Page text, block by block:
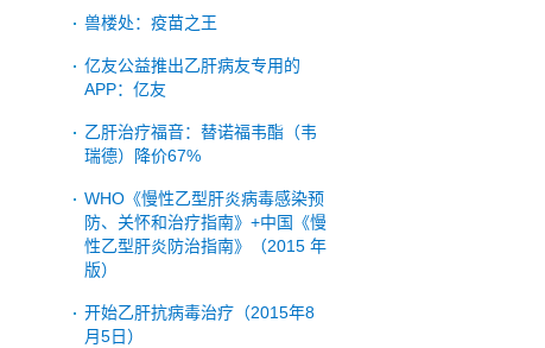
兽楼处：疫苗之王
亿友公益推出乙肝病友专用的
APP：亿友
乙肝治疗福音：替诺福韦酯（韦
瑞德）降价67%
WHO《慢性乙型肝炎病毒感染预
防、关怀和治疗指南》+中国《慢
性乙型肝炎防治指南》（2015 年
版）
开始乙肝抗病毒治疗（2015年8
月5日）